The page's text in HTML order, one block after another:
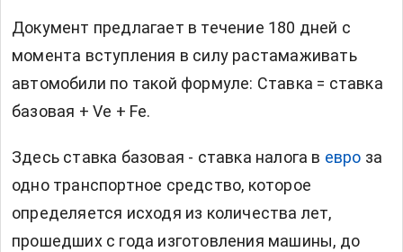
Документ предлагает в течение 180 дней с
момента вступления в силу растамаживать
автомобили по такой формуле: Ставка = ставка
базовая + Vе + Fе.
Здесь ставка базовая - ставка налога в евро за
одно транспортное средство, которое
определяется исходя из количества лет,
прошедших с года изготовления машины, до